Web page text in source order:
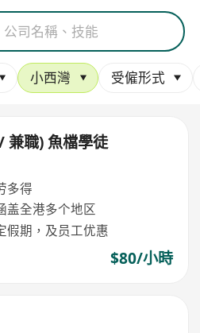
小西灣 受僱形式
兼職) 魚檔學徒
多得
盖全港多个地区
假期，及员工优惠
$80/小時